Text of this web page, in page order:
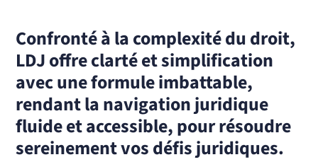
Confronté à la complexité du droit,
LDJ offre clarté et simplification
avec une formule imbattable,
rendant la navigation juridique
fluide et accessible, pour résoudre
sereinement vos défis juridiques.